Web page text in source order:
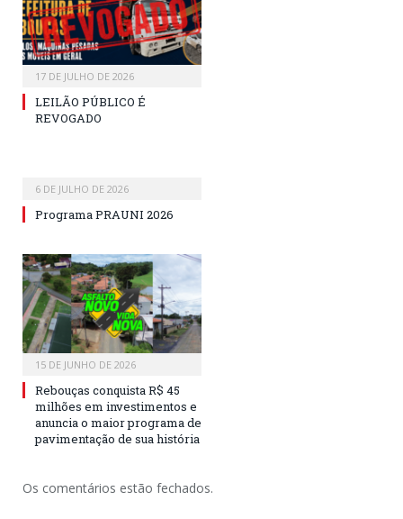
17 DE JULHO DE 2026
LEILÃO PÚBLICO É
REVOGADO
6 DE JULHO DE 2026
Programa PRAUNI 2026
15 DE JUNHO DE 2026
Rebouças conquista R$ 45
milhões em investimentos e
anuncia o maior programa de
pavimentação de sua história
Os comentários estão fechados.